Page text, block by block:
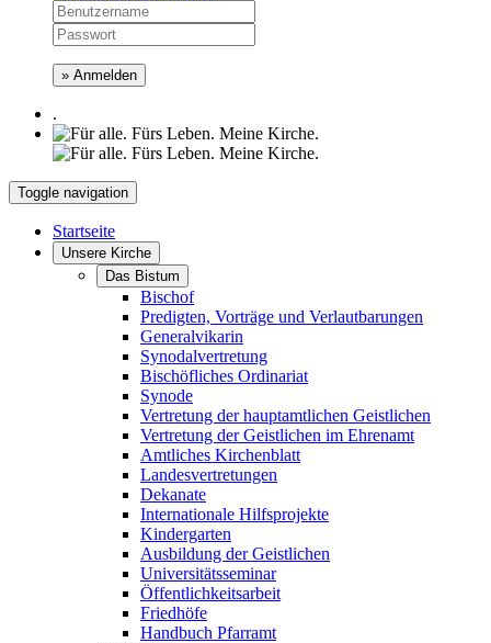
» Anmelden
.
Toggle navigation
Startseite
Unsere Kirche
Das Bistum
Bischof
Predigten, Vorträge und Verlautbarungen
Generalvikarin
Synodalvertretung
Bischöfliches Ordinariat
Synode
Vertretung der hauptamtlichen Geistlichen
Vertretung der Geistlichen im Ehrenamt
Amtliches Kirchenblatt
Landesvertretungen
Dekanate
Internationale Hilfsprojekte
Kindergarten
Ausbildung der Geistlichen
Universitätsseminar
Öffentlichkeitsarbeit
Friedhöfe
Handbuch Pfarramt